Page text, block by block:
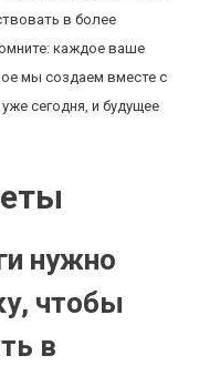
в более
каждое ваше
мы создаем вместе с
сегодня, и будущее
нужно
чтобы
в